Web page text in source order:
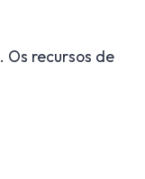
. Os recursos de